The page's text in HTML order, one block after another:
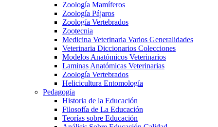
Zoología Mamíferos
Zoología Pájaros
Zoología Vertebrados
Zootecnia
Medicina Veterinaria Varios Generalidades
Veterinaria Diccionarios Colecciones
Modelos Anatómicos Veterinarios
Laminas Anatómicas Veterinarias
Zoología Vertebrados
Helicicultura Entomología
Pedagogía
Historia de la Educación
Filosofía de La Educación
Teorías sobre Educación